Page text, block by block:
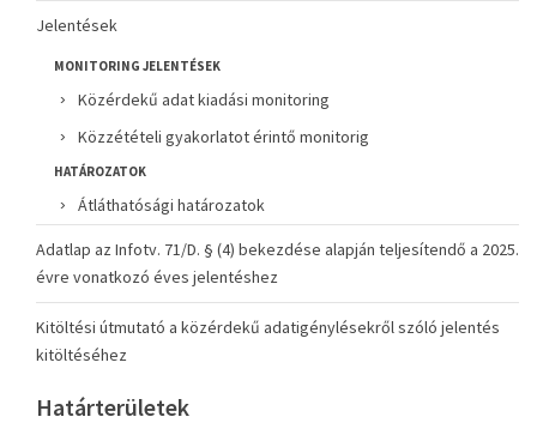
Jelentések
MONITORING JELENTÉSEK
Közérdekű adat kiadási monitoring
Közzétételi gyakorlatot érintő monitorig
HATÁROZATOK
Átláthatósági határozatok
Adatlap az Infotv. 71/D. § (4) bekezdése alapján teljesítendő a 2025.
évre vonatkozó éves jelentéshez
Kitöltési útmutató a közérdekű adatigénylésekről szóló jelentés
kitöltéséhez
Határterületek